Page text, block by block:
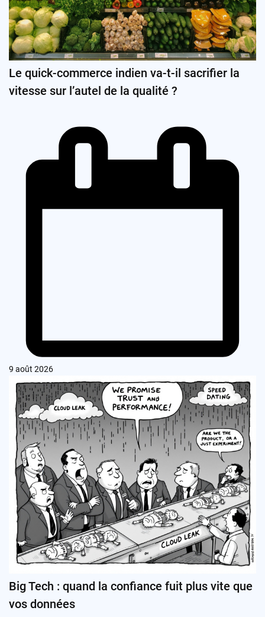
Le quick-commerce indien va-t-il sacrifier la
vitesse sur l’autel de la qualité ?
9 août 2026
Big Tech : quand la confiance fuit plus vite que
vos données